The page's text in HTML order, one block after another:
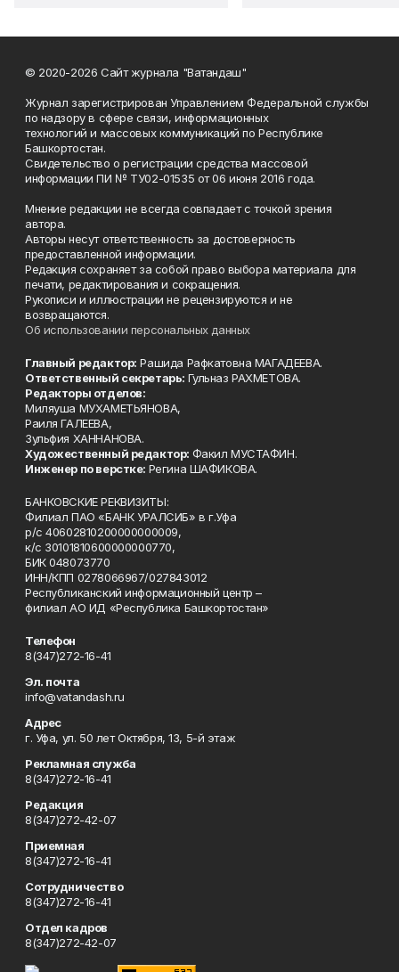
© 2020-2026 Сайт журнала "Ватандаш"
Журнал зарегистрирован Управлением Федеральной службы
по надзору в сфере связи, информационных
технологий и массовых коммуникаций по Республике
Башкортостан.
Свидетельство о регистрации средства массовой
информации ПИ № ТУ02-01535 от 06 июня 2016 года.
Мнение редакции не всегда совпадает с точкой зрения
автора.
Авторы несут ответственность за достоверность
предоставленной информации.
Редакция сохраняет за собой право выбора материала для
печати, редактирования и сокращения.
Рукописи и иллюстрации не рецензируются и не
возвращаются.
Об использовании персональных данных
Главный редактор: Рашида Рафкатовна МАГАДЕЕВА.
Ответственный секретарь: Гульназ РАХМЕТОВА.
Редакторы отделов:
Миляуша МУХАМЕТЬЯНОВА,
Раиля ГАЛЕЕВА,
Зульфия ХАННАНОВА.
Художественный редактор: Факил МУСТАФИН.
Инженер по верстке: Регина ШАФИКОВА.
БАНКОВСКИЕ РЕКВИЗИТЫ:
Филиал ПАО «БАНК УРАЛСИБ» в г.Уфа
р/с 40602810200000000009,
к/с 30101810600000000770,
БИК 048073770
ИНН/КПП 0278066967/027843012
Республиканский информационный центр –
филиал АО ИД «Республика Башкортостан»
Телефон
8(347)272-16-41
Эл. почта
info@vatandash.ru
Адрес
г. Уфа, ул. 50 лет Октября, 13, 5-й этаж
Рекламная служба
8(347)272-16-41
Редакция
8(347)272-42-07
Приемная
8(347)272-16-41
Сотрудничество
8(347)272-16-41
Отдел кадров
8(347)272-42-07